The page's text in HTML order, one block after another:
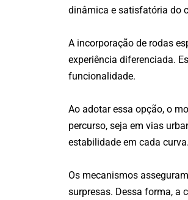
dinâmica e satisfatória do
A incorporação de rodas
experiência diferenciada.
funcionalidade.
Ao adotar essa opção, o
percurso, seja em vias
estabilidade em cada curva.
Os mecanismos
surpresas. Dessa forma, a